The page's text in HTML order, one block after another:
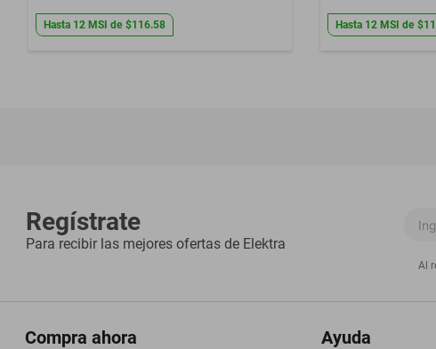
Hasta 12 MSI de $116.58 Hasta 12 MSI de
Regístrate
Para recibir las mejores ofertas de Elektra
Al
Compra ahora Ayuda